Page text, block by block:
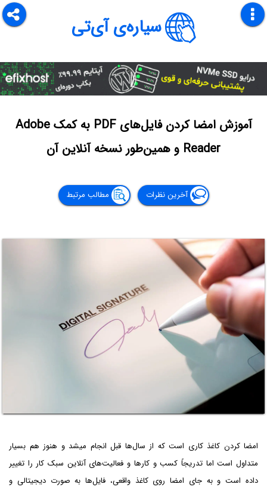
سیاره‌ی آی‌تی
آموزش امضا کردن فایل‌های PDF به کمک Adobe
Reader و همین‌طور نسخه آنلاین آن
آخرین نظرات مطالب مرتبط
امضا کردن کاغذ کاری است که از سال‌ها قبل انجام میشد و هنوز هم بسیار
متداول است اما تدریجاً کسب و کارها و فعالیت‌های آنلاین سبک کار را تغییر
داده است و به جای امضا روی کاغذ واقعی، فایل‌ها به صورت دیجیتالی و